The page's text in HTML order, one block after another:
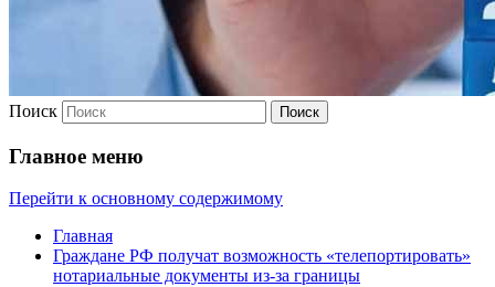
Поиск
Главное меню
Перейти к основному содержимому
Главная
Граждане РФ получат возможность «телепортировать»
нотариальные документы из-за границы